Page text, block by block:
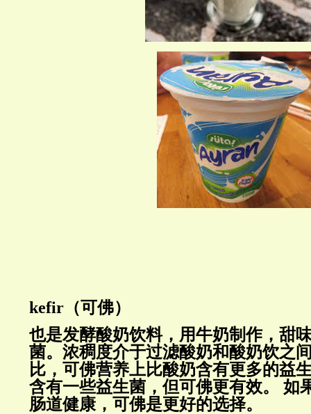
kefir （可佛）
也是发酵酸奶饮料， 用牛奶制作，甜
菌。浓稠度介于过滤酸奶和酸奶饮之
比， 可佛营养上比酸奶含有更多的益
含有一些益生菌，但可佛更有效。
如
肠道健康，可佛是更好的选择。